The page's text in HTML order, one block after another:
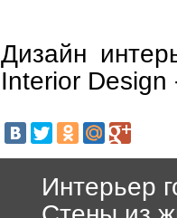
Дизайн
Interior Design
Интерьер